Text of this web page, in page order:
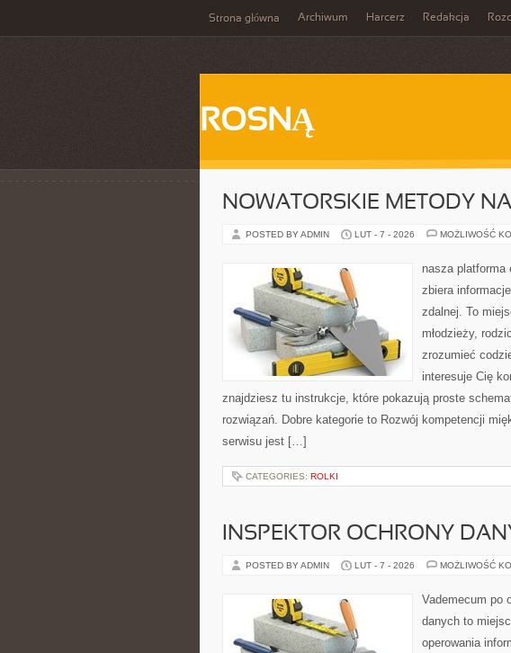
Strona główna Archiwum Harcerz Redakcja
ROSNĄ
NOWATORSKIE METODY
POSTED BY ADMIN LUT - 7 - 2026 MOŻLIWOŚĆ
nasza platforma
zbiera
zdalnej. To
młodzieży,
zrozumieć
interesuje Cię
znajdziesz tu instrukcje, które pokazują proste
rozwiązań. Dobre kategorie to Rozwój kompetencji
serwisu jest […]
CATEGORIES: ROLKI
INSPEKTOR OCHRONY
POSTED BY ADMIN LUT - 7 - 2026 MOŻLIWOŚĆ
Vademecum po
danych to
operowania